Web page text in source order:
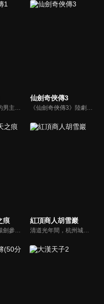
講述餘杭出身的男主人公李逍遙（胡歌）因機緣巧合結識流落中原的南詔公主趙靈兒（劉亦菲），在護送其回苗疆尋母的旅途中斬妖除魔、歷經艱險，最終合力擊敗控制南詔國的拜月教主，解救了國家和人民。
仙劍奇俠傳3
《仙劍奇俠傳3》陸劇線上看。講述了男主人公景天夢想成為蜀山大俠，為了協助蜀山派封印鎖妖塔，他與唐雪見、徐長卿等人一同展開尋找五顆靈珠的冒險之旅，期間歷經艱險，最終卻引出了眾人意想不到的前世今生和愛恨糾葛。
痕
改編遊戲《軒轅劍參外傳-天之痕》。宇文拓和陳靖仇皆為亡國皇子，本為死仇的兩人，在因緣際會之下成為生死之交，共同踏上尋找昆侖鏡、女媧石、神農鼎、崆峒印、伏羲琴等五神器的旅程，更一路結交好友進而得到真愛。不料在魔王的操控下，宇文拓背叛好友，失去一切...
紅頂商人胡雪巖
清道光年間，杭州城內信和錢莊的夥計胡雪巖在中秋節前夕來找徐瘋子要賬，不料，走投無路的徐瘋子自殺身亡，胡雪巖同情孤寡一生的徐瘋子，料理他的後事，反被人誤傳是他逼死了徐瘋子；漕幫首領七姑娘曾受恩於徐瘋子，聞訊欲為報仇，將胡雪巖抓到，要把他扔入湖中，船家女羅四見到，叫人將胡雪巖救下...